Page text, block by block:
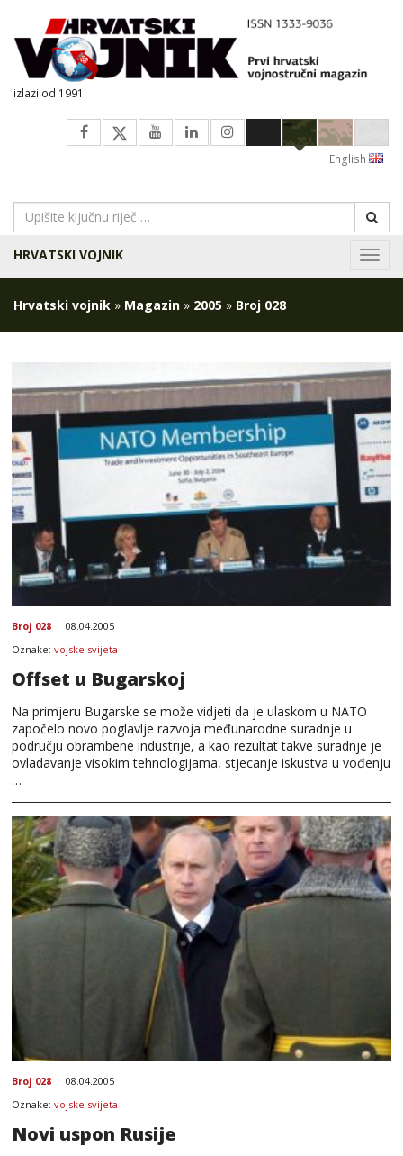
izlazi od 1991.
English
HRVATSKI VOJNIK
Hrvatski vojnik » Magazin » 2005 » Broj 028
Broj 028
08.04.2005
Oznake: vojske svijeta
Offset u Bugarskoj
Na primjeru Bugarske se može vidjeti da je ulaskom u NATO
započelo novo poglavlje razvoja međunarodne suradnje u
području obrambene industrije, a kao rezultat takve suradnje je
ovladavanje visokim tehnologijama, stjecanje iskustva u vođenju
…
Broj 028
08.04.2005
Oznake: vojske svijeta
Novi uspon Rusije